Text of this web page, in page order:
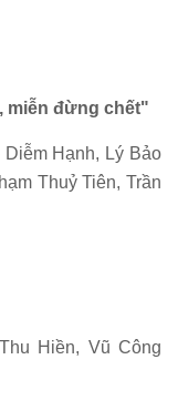
miễn đừng chết"
Hạnh, Lý Bảo
Thuỷ Tiên, Trần
Hiền, Vũ Công